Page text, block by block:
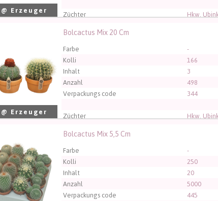
Erzeuger
Züchter
Hkw.
Erzeuger
Bolcactus Mix 20 Cm
Farbe -
Kolli
166
Inhalt
3
Anzahl
498
Verpackungs code
344
Züchter
Hkw.
angemeldet sein, um kaufen zu können. Klicken Sie
Bolcactus Mix 5,5 Cm
Farbe -
Kolli
250
Inhalt
20
Anzahl
5000
Verpackungs code
445
angemeldet sein, um kaufen zu können. Klicken Sie